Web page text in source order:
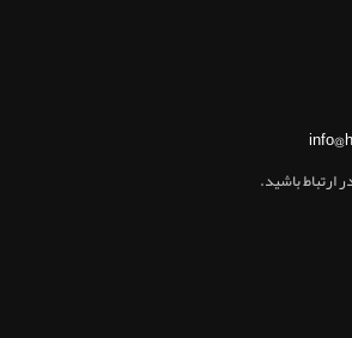
ارتباط باشید.